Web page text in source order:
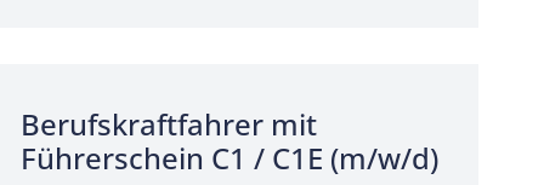
Berufskraftfahrer mit
Führerschein C1 / C1E (m/w/d)